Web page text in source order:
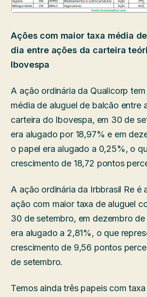
Ações com maior taxa média
dia entre ações da carteira
Ibovespa
A ação ordinária da Qualicorp
média de aluguel de balcão entre
carteira do Ibovespa, em 30 de
era alugado por 18,97% e em
o papel era alugado a 0,25%, o
crescimento de 18,72 pontos
A ação ordinária da Irbbrasil Re é
ação com maior taxa de aluguel
30 de setembro, em dezembro
era alugado a 2,81%, o que
crescimento de 9,56 pontos
de setembro.
Temos ainda três papeis com